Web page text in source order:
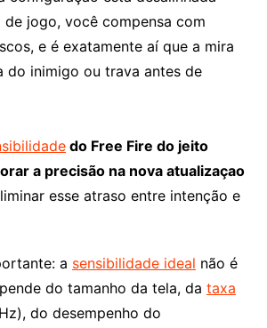
jogo, você compensa com
e é exatamente aí que a mira
do inimigo ou trava antes de
do Free Fire do jeito
a precisão na nova atualizaçao
esse atraso entre intenção e
a sensibilidade ideal não é
do tamanho da tela, da taxa
do desempenho do